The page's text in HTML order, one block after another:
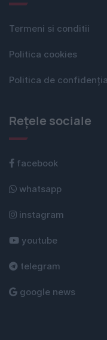
Termeni si conditii
Politica cookies
Politica de
Rețele sociale
facebook
whatsapp
instagram
youtube
telegram
google news